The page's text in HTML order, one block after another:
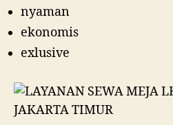
nyaman
ekonomis
exlusive